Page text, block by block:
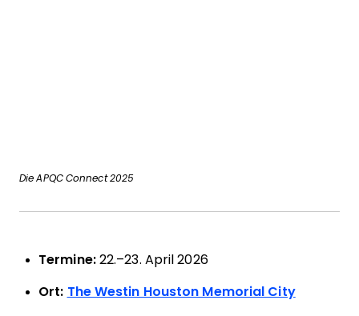
Die APQC Connect 2025
Termine:22.–23. April 2026
Ort: The Westin Houston Memorial City